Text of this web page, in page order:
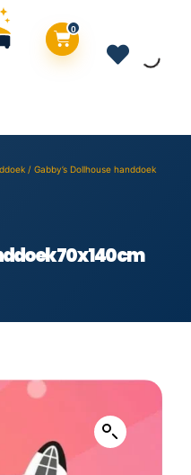
0
/ Gabby’s Dollhouse handdoek
70 x 140 cm